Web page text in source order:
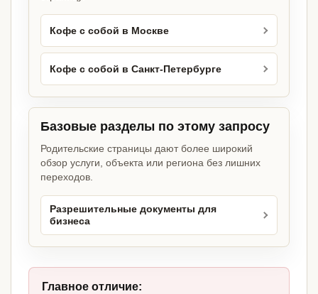
Кофе с собой в Москве
Кофе с собой в Санкт-Петербурге
Базовые разделы по этому запросу
Родительские страницы дают более широкий
обзор услуги, объекта или региона без лишних
переходов.
Разрешительные документы для
бизнеса
Главное отличие: